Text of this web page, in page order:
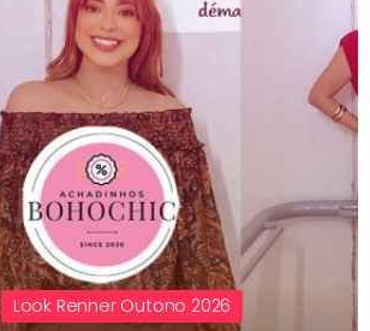
Look Renner Outono 2026